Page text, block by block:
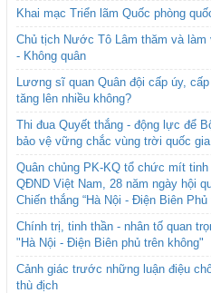
Khai mạc Triển lãm Quốc phòng
Chủ tịch Nước Tô Lâm thăm và làm
- Không quân
Lương sĩ quan Quân đội cấp úy,
tăng lên nhiều không?
Thi đua Quyết thắng - động lực để
bảo vệ vững chắc vùng trời quốc gia
Quân chủng PK-KQ tổ chức mít
QĐND Việt Nam, 28 năm ngày hội
Chiến thắng “Hà Nội - Điện Biên
Chính trị, tinh thần - nhân tố quan
"Hà Nội - Điện Biên phủ trên không"
Cảnh giác trước những luận điệu
thù địch